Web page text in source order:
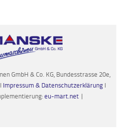
GmbH & Co. KG, Bundesstrasse 20e,
Impressum & Datenschutzerklärung I
eu-mart.net |